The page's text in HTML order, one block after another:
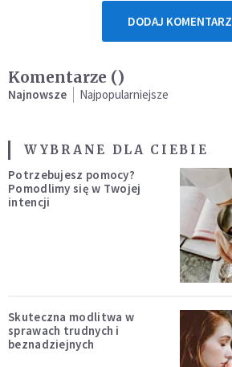
DODAJ KOMENTARZ
Komentarze ()
Najnowsze Najpopularniejsze
WYBRANE DLA CIEBIE
Potrzebujesz pomocy?
Pomodlimy się w Twojej
intencji
Skuteczna modlitwa w
sprawach trudnych i
beznadziejnych